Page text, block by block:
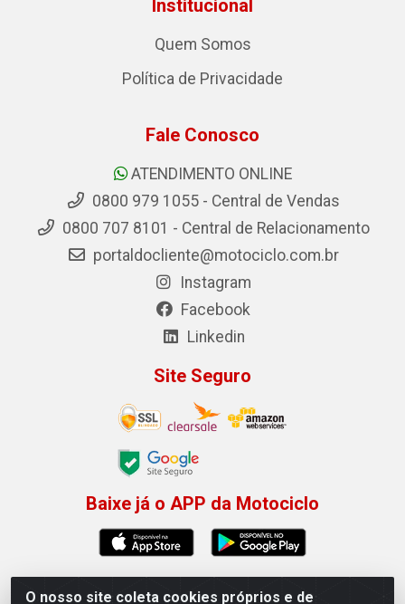
O nosso site coleta cookies próprios e de
Institucional
Quem Somos
Política de Privacidade
Fale Conosco
ATENDIMENTO ONLINE
0800 979 1055 - Central de Vendas
0800 707 8101 - Central de Relacionamento
portaldocliente@motociclo.com.br
Instagram
Facebook
Linkedin
Site Seguro
Baixe já o APP da Motociclo